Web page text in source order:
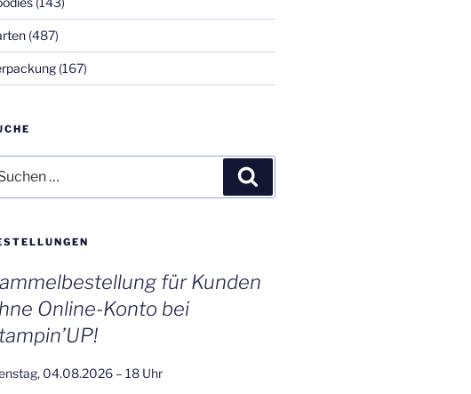
(487)
(167)
für Kunden
Online-Konto bei
04.08.2026 – 18 Uhr